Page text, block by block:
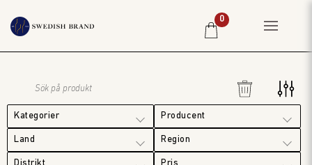
RESTAURANG
PRODUCENTER
0
Kategorier Producent
Land Region